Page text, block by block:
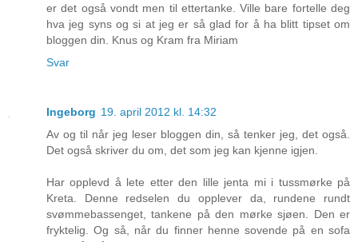
er det også vondt men til ettertanke. Ville bare fortelle deg
hva jeg syns og si at jeg er så glad for å ha blitt tipset om
bloggen din. Knus og Kram fra Miriam
Svar
Ingeborg 19. april 2012 kl. 14:32
Av og til når jeg leser bloggen din, så tenker jeg, det også.
Det også skriver du om, det som jeg kan kjenne igjen.
Har opplevd å lete etter den lille jenta mi i tussmørke på
Kreta. Denne redselen du opplever da, rundene rundt
svømmebassenget, tankene på den mørke sjøen. Den er
fryktelig. Og så, når du finner henne sovende på en sofa